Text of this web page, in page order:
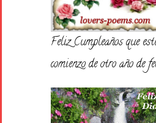
Feliz Cumpleaños que
comienzo de otro año de